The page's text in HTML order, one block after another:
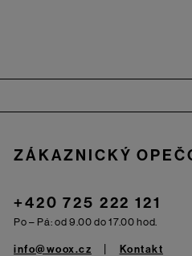
ZÁKAZNICKÝ
+420 725 222 121
Po – Pá: od 9.00 do 17.00 hod.
info@woox.cz Kontakt